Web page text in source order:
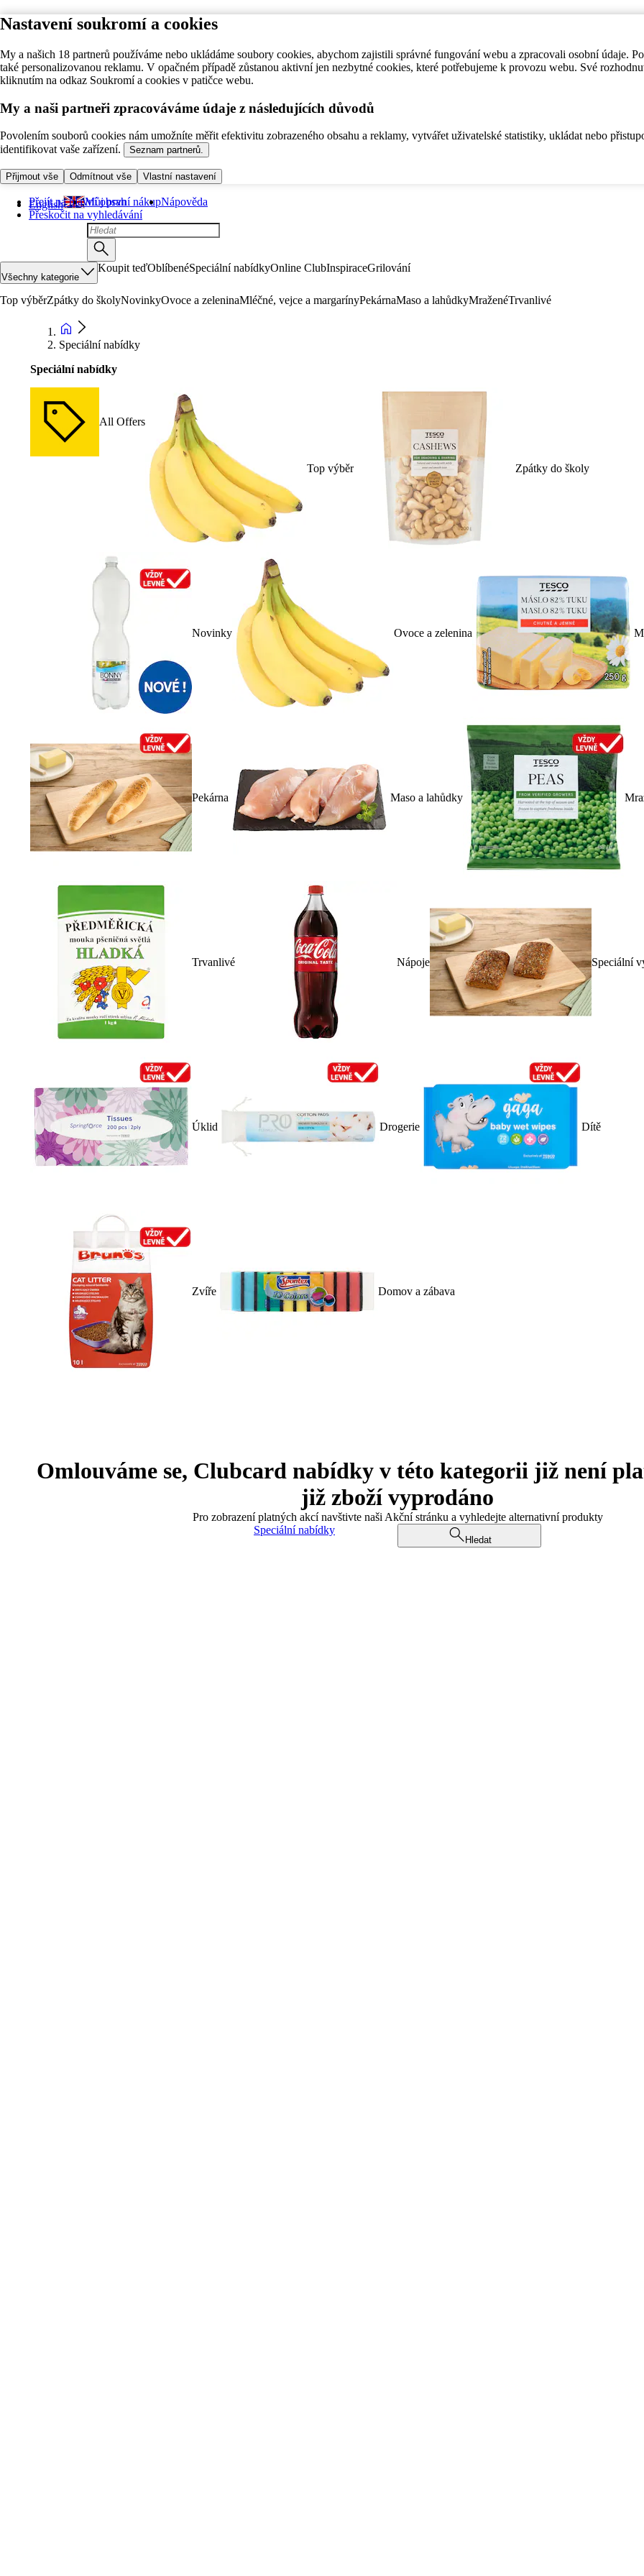
Nastavení soukromí a cookies
My a našich 18 partnerů používáme nebo ukládáme soubory cookies, abychom zajistili správné fungování webu a zpracovali osobní údaje.
také personalizovanou reklamu. V opačném případě zůstanou aktivní jen nezbytné cookies, které potřebujeme k provozu webu. Své
kliknutím na odkaz Soukromí a cookies v patičce webu.
My a naši partneři zpracováváme údaje z následujících důvodů
Povolením souborů cookies nám umožníte měřit efektivitu zobrazeného obsahu a reklamy, vytvářet uživatelské statistiky, ukládat nebo
identifikovat vaše zařízení.
Seznam partnerů.
Přijmout vše Odmítnout vše Vlastní nastavení
Přejít na hlavní obsah
Přeskočit na vyhledávání
English Můj první nákupNápověda
Všechny kategorie
Koupit teďOblíbenéSpeciální nabídkyOnline ClubInspiraceGrilování
Top výběrZpátky do školyNovinkyOvoce a zeleninaMléčné, vejce a margarínyPekárnaMaso a lahůdkyMraženéTrvanlivé
Speciální nabídky
Speciální nabídky
All Offers
Top výběr Zpátky do školy
Novinky Ovoce a zelenina
Pekárna Maso a lahůdky
Trvanlivé Nápoje Speciální
Úklid Drogerie Dítě
Zvíře Domov a zábava
Omlouváme se, Clubcard nabídky v této kategorii již není
již zboží vyprodáno
Pro zobrazení platných akcí navštivte naši Akční stránku a vyhledejte alternativní produkty
Speciální nabídky
Hledat